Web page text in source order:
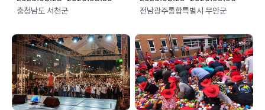
충청남도 서천군
전남광주통합특별시 무안군